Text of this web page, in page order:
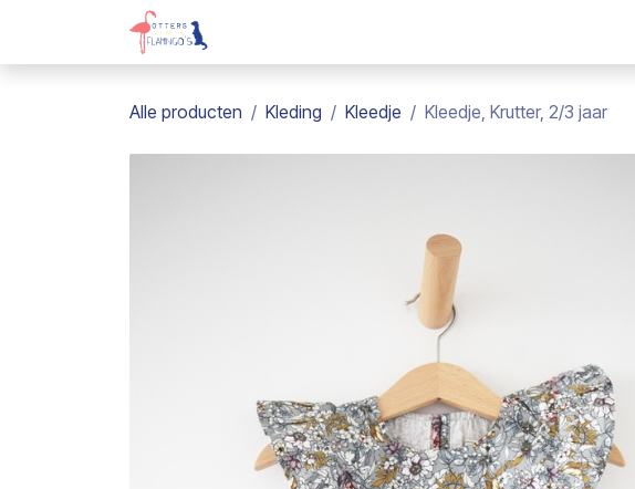
Overslaan naar inhoud
Alle producten Kleding Kleedje Kleedje, Krutter, 2/3 jaar